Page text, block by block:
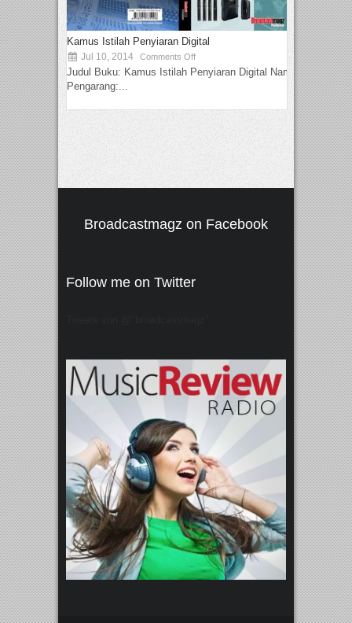
Kamus Istilah Penyiaran Digital
Jul 10, 2014 Comments Off
Judul Buku: Kamus Istilah Penyiaran Digital Nama
Pengarang:...
Broadcastmagz on Facebook
Follow me on Twitter